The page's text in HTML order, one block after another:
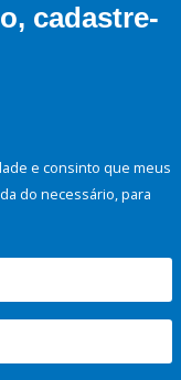
cadastre-
e consinto que meus
do necessário, para